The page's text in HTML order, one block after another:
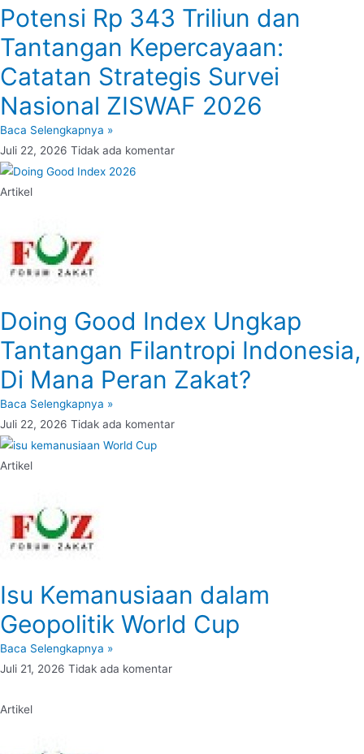
Potensi Rp 343 Triliun dan
Tantangan Kepercayaan:
Catatan Strategis Survei
Nasional ZISWAF 2026
Baca Selengkapnya »
Juli 22, 2026 Tidak ada komentar
Artikel
Doing Good Index Ungkap
Tantangan Filantropi Indonesia,
Di Mana Peran Zakat?
Baca Selengkapnya »
Juli 22, 2026 Tidak ada komentar
Artikel
Isu Kemanusiaan dalam
Geopolitik World Cup
Baca Selengkapnya »
Juli 21, 2026 Tidak ada komentar
Artikel